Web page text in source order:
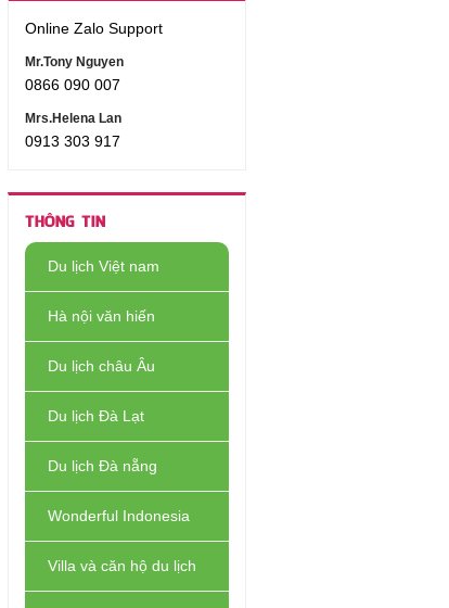
Online Zalo Support
Mr.Tony Nguyen
0866 090 007
Mrs.Helena Lan
0913 303 917
THÔNG TIN
Du lịch Việt nam
Hà nội văn hiến
Du lịch châu Âu
Du lịch Đà Lạt
Du lịch Đà nẵng
Wonderful Indonesia
Villa và căn hộ du lịch